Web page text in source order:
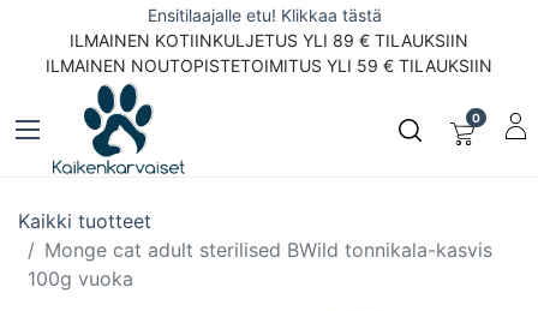
Ensitilaajalle etu! Klikkaa tästä
ILMAINEN KOTIINKULJETUS YLI 89 € TILAUKSIIN
ILMAINEN NOUTOPISTETOIMITUS YLI 59 € TILAUKSIIN
0
Kaikki tuotteet
Monge cat adult sterilised BWild tonnikala-kasvis
100g vuoka